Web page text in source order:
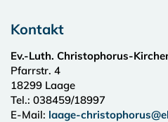
Kontakt
Ev.-Luth. Christophorus-
Pfarrstr. 4
18299 Laage
Tel.: 038459/18997
E-Mail: laage-